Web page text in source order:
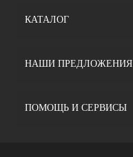
КАТАЛОГ
НАШИ ПРЕДЛОЖЕНИЯ
ПОМОЩЬ И СЕРВИСЫ